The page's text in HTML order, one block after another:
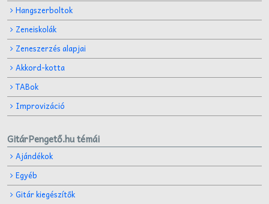
Hangszerboltok
Zeneiskolák
Zeneszerzés alapjai
Akkord-kotta
TABok
Improvizáció
GitárPengető.hu témái
Ajándékok
Egyéb
Gitár kiegészítők